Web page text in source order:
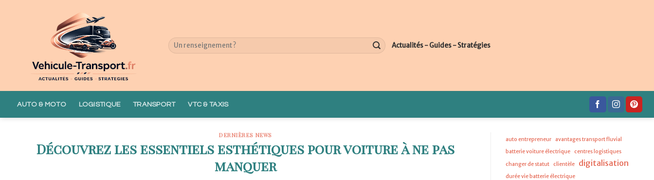
Actualités - Guides - Stratégies
AUTO & MOTO LOGISTIQUE TRANSPORT VTC & TAXIS
DERNIÈRES NEWS
Découvrez les essentiels esthétiques pour voiture à ne pas
manquer
auto entrepreneur
avantages transport fluvial
batterie voiture électrique
centres logistiques
changer de statut
clientèle digitalisation
durée vie batterie électrique